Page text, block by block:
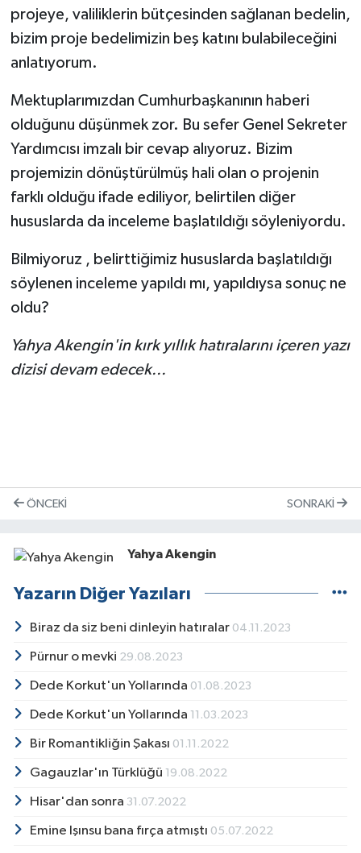
projeye, valiliklerin bütçesinden sağlanan bedelin,
bizim proje bedelimizin beş katını bulabileceğini
anlatıyorum.
Mektuplarımızdan Cumhurbaşkanının haberi
olduğunu düşünmek zor. Bu sefer Genel Sekreter
Yardımcısı imzalı bir cevap alıyoruz. Bizim
projemizin dönüştürülmüş hali olan o projenin
farklı olduğu ifade ediliyor, belirtilen diğer
hususlarda da inceleme başlatıldığı söyleniyordu.
Bilmiyoruz , belirttiğimiz hususlarda başlatıldığı
söylenen inceleme yapıldı mı, yapıldıysa sonuç ne
oldu?
Yahya Akengin'in kırk yıllık hatıralarını içeren yazı
dizisi devam edecek...
ÖNCEKI SONRAKI
Yahya Akengin
Yazarın Diğer Yazıları
Biraz da siz beni dinleyin hatıralar 04.11.2023
Pürnur o mevki 29.08.2023
Dede Korkut'un Yollarında 01.08.2023
Dede Korkut'un Yollarında 11.03.2023
Bir Romantikliğin Şakası 01.11.2022
Gagauzlar'ın Türklüğü 19.08.2022
Hisar'dan sonra 31.07.2022
Emine Işınsu bana fırça atmıştı 05.07.2022